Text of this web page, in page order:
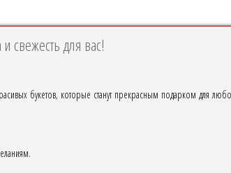
свежесть для вас!
букетов, которые станут прекрасным подарком для